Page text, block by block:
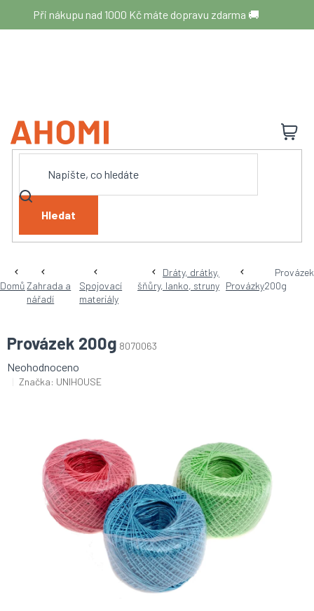
obsah
Při nákupu nad 1000 Kč máte dopravu zdarma 🚚
Hledat
DomůZahrada a
nářadí
Spojovací
materiály
Dráty, drátky,
šňůry, lanko, struny Provázky
Provázek
200g
Provázek 200g 8070063
Průměrné
hodnocení
hvězdiček.
Neohodnoceno
Značka: UNIHOUSE